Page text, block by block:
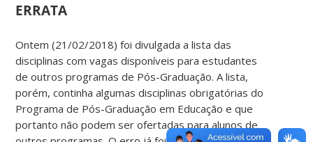
ERRATA
Ontem (21/02/2018) foi divulgada a lista das
disciplinas com vagas disponíveis para estudantes
de outros programas de Pós-Graduação. A lista,
porém, continha algumas disciplinas obrigatórias do
Programa de Pós-Graduação em Educação e que
portanto não podem ser ofertadas para alunos de